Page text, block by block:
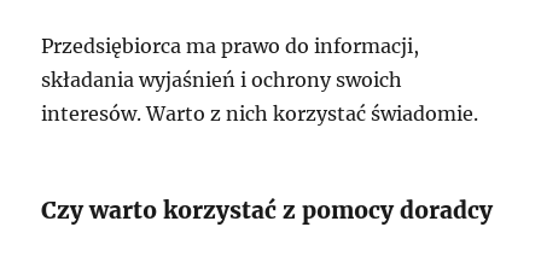
Przedsiębiorca ma prawo do informacji,
składania wyjaśnień i ochrony swoich
interesów. Warto z nich korzystać świadomie.
Czy warto korzystać z pomocy doradcy